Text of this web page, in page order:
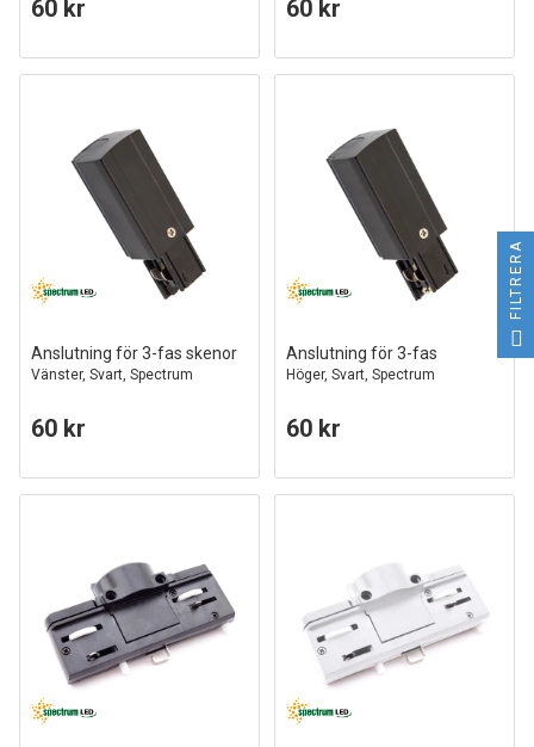
60 kr 60 kr
Anslutning för 3-fas skenor
Vänster, Svart, Spectrum
60 kr
Anslutning för 3-fas
Höger, Svart, Spectrum
60 kr
FILTRERA